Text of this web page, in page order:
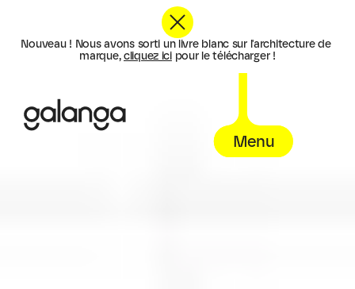
Nouveau ! Nous avons sorti un livre blanc sur l'architecture de
marque, cliquez ici pour le télécharger !
Menu